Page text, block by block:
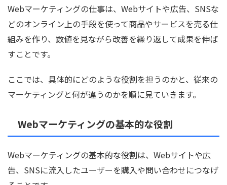
Webマーケティングの仕事は、Webサイトや広告、SNSな
どのオンライン上の手段を使って商品やサービスを売る仕
組みを作り、数値を見ながら改善を繰り返して成果を伸ば
すことです。
ここでは、具体的にどのような役割を担うのかと、従来の
マーケティングと何が違うのかを順に見ていきます。
Webマーケティングの基本的な役割
Webマーケティングの基本的な役割は、Webサイトや広
告、SNSに流入したユーザーを購入や問い合わせにつなげ